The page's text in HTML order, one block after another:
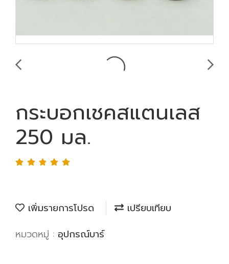
กระบอกเชคสแตนเลส
250 มล.
เพิ่มรายการโปรด
เปรียบเทียบ
หมวดหมู่ : อุปกรณ์บาร์